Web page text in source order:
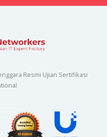
Resmi Ujian Sertifikasi